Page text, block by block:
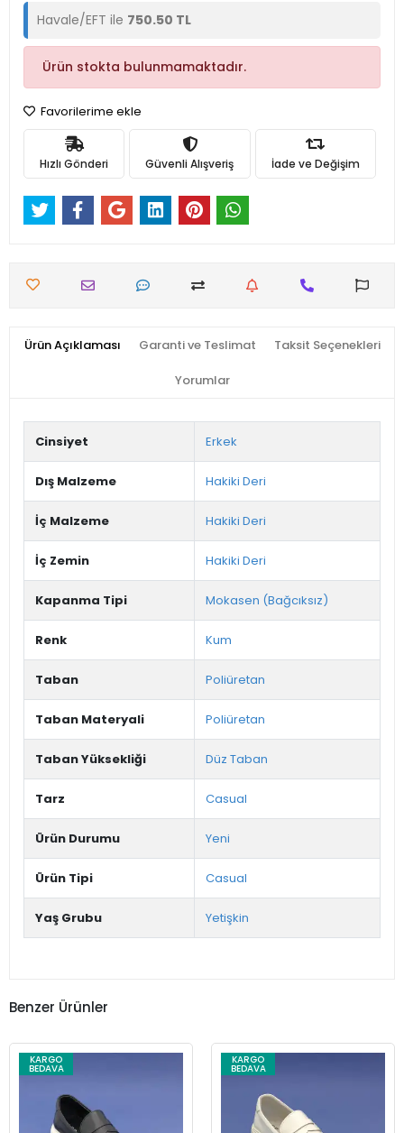
Havale/EFT ile 750.50 TL
Ürün stokta bulunmamaktadır.
Favorilerime ekle
Hızlı Gönderi Güvenli Alışveriş İade ve Değişim
Ürün Açıklaması Garanti ve Teslimat Taksit Seçenekleri
Yorumlar
Cinsiyet Erkek
Dış Malzeme Hakiki Deri
İç Malzeme Hakiki Deri
İç Zemin Hakiki Deri
Kapanma Tipi Mokasen (Bağcıksız)
Renk Kum
Taban Poliüretan
Taban Materyali Poliüretan
Taban Yüksekliği Düz Taban
Tarz Casual
Ürün Durumu Yeni
Ürün Tipi Casual
Yaş Grubu Yetişkin
Benzer Ürünler
KARGO
BEDAVA
KARGO
BEDAVA